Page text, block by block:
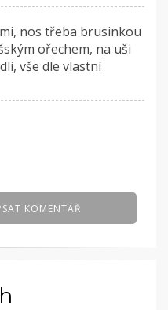
nos třeba brusinkou
ořechem, na uši
vše dle vlastní
KOMENTÁŘ